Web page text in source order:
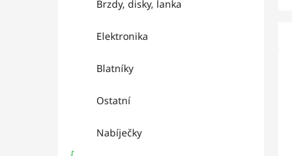
Brzdy, disky, lanka
Elektronika
Blatníky
Ostatní
Nabíječky